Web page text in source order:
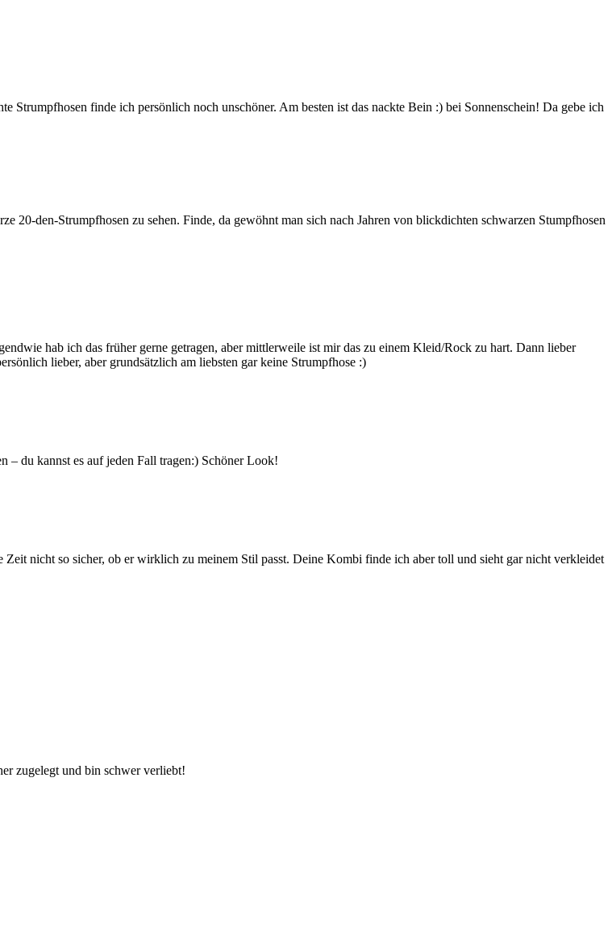
Strumpfhosen finde ich persönlich noch unschöner. Am besten ist das nackte Bein :) bei Sonnenschein! Da gebe ich
20-den-Strumpfhosen zu sehen. Finde, da gewöhnt man sich nach Jahren von blickdichten schwarzen Stumpfhosen
hab ich das früher gerne getragen, aber mittlerweile ist mir das zu einem Kleid/Rock zu hart. Dann lieber
lieber, aber grundsätzlich am liebsten gar keine Strumpfhose :)
– du kannst es auf jeden Fall tragen:) Schöner Look!
Zeit nicht so sicher, ob er wirklich zu meinem Stil passt. Deine Kombi finde ich aber toll und sieht gar nicht verkleidet
zugelegt und bin schwer verliebt!